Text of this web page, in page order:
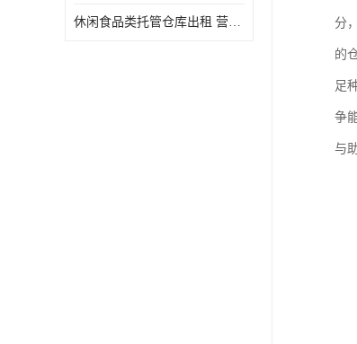
休闲食品类托管仓库出租 营造良好环境氛围 垂直电商配套 分
的
足
争
与